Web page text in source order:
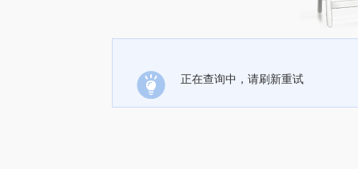
正在查询中，请刷新重试